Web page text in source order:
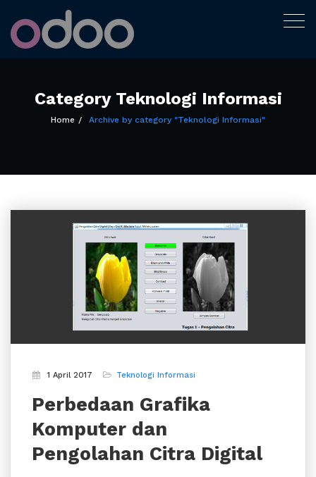
Tutorial Odoo
Bukan expert, hanya sedang belajar
Category Teknologi Informasi
Home Archive by category "Teknologi Informasi"
1 April 2017 Teknologi Informasi
Perbedaan Grafika
Komputer dan
Pengolahan Citra Digital